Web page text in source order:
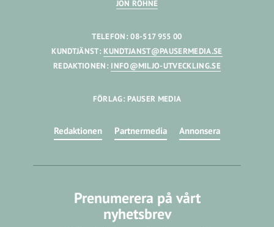
JON RÖHNE
TELEFON: 08-517 955 00
KUNDTJÄNST: KUNDTJANST@PAUSERMEDIA.SE
REDAKTIONEN: INFO@MILJO-UTVECKLING.SE
FÖRLAG: PAUSER MEDIA
Redaktionen Partnermedia Annonsera
Prenumerera på vårt
nyhetsbrev